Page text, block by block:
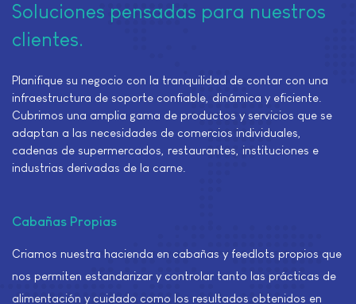
Soluciones pensadas para nuestros
clientes.
Planifique su negocio con la tranquilidad de contar con una
infraestructura de soporte confiable, dinámica y eficiente.
Cubrimos una amplia gama de productos y servicios que se
adaptan a las necesidades de comercios individuales,
cadenas de supermercados, restaurantes, instituciones e
industrias derivadas de la carne.
Cabañas Propias
Criamos nuestra hacienda en cabañas y feedlots propios que
nos permiten estandarizar y controlar tanto las prácticas de
alimentación y cuidado como los resultados obtenidos en